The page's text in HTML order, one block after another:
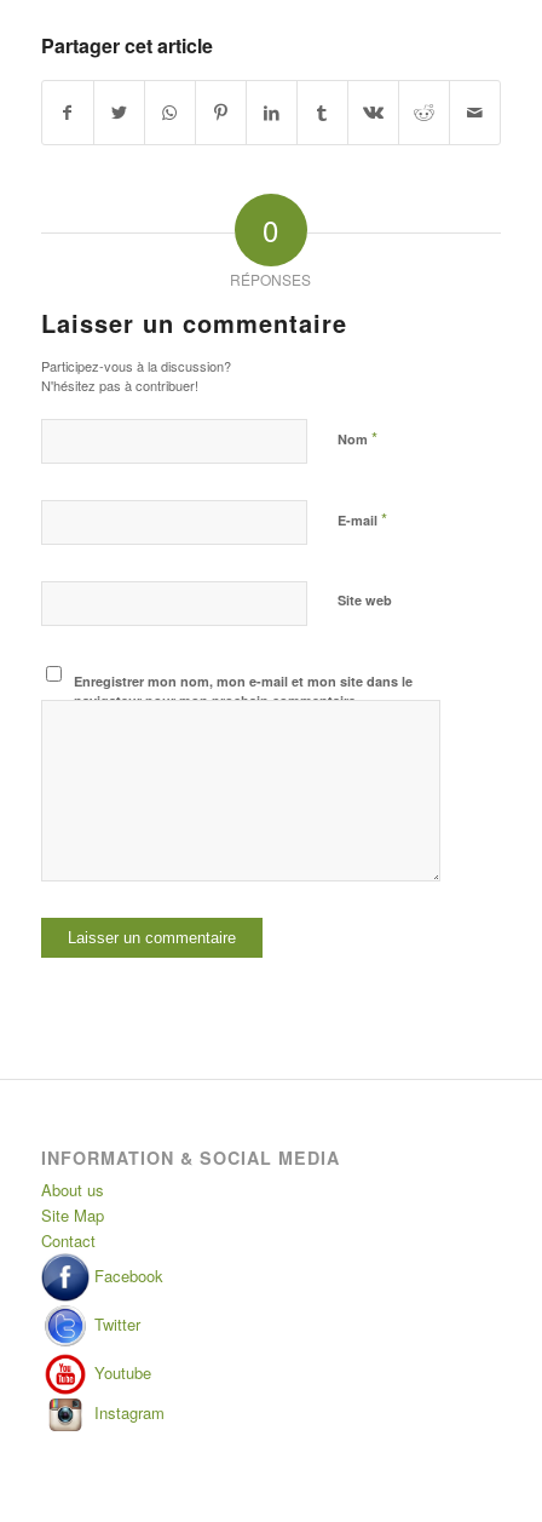
Partager cet article
0
RÉPONSES
Laisser un commentaire
Participez-vous à la discussion?
N'hésitez pas à contribuer!
Nom *
E-mail *
Site web
Enregistrer mon nom, mon e-mail et mon site dans le
navigateur pour mon prochain commentaire.
INFORMATION & SOCIAL MEDIA
About us
Site Map
Contact
Facebook
Twitter
Youtube
Instagram